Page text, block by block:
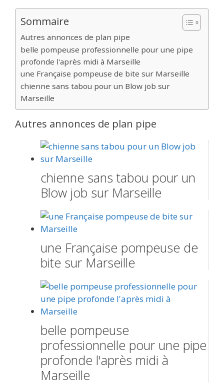
Sommaire
Autres annonces de plan pipe
belle pompeuse professionnelle pour une pipe
profonde l'après midi à Marseille
une Française pompeuse de bite sur Marseille
chienne sans tabou pour un Blow job sur
Marseille
Autres annonces de plan pipe
chienne sans tabou pour un
Blow job sur Marseille
une Française pompeuse de
bite sur Marseille
belle pompeuse
professionnelle pour une pipe
profonde l'après midi à
Marseille